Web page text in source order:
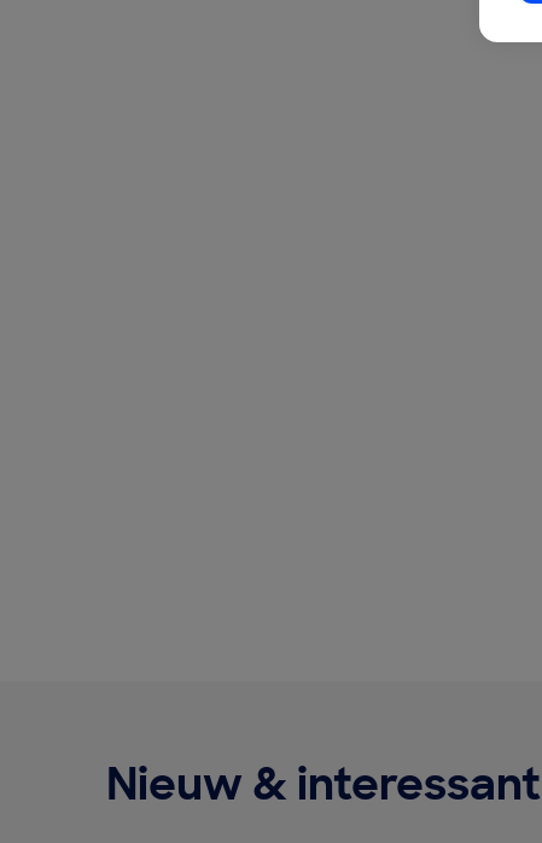
Nieuw & interessant